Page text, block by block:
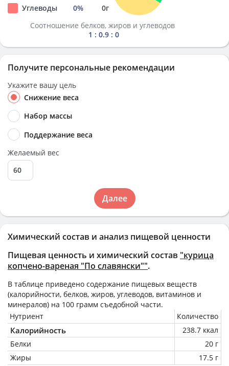
Химический состав и анализ пищевой ценности
Пищевая ценность и химический состав "курица
копчено-вареная "По славянски"".
В таблице приведено содержание пищевых веществ
(калорийности, белков, жиров, углеводов, витаминов и
минералов) на 100 грамм съедобной части.
Нутриент
Количество
Калорийность
238.7 ккал
Белки
20 г
Жиры
17.5 г
Углеводы
0% 0г
Соотношение белков, жиров и углеводов
1 : 0.9 : 0
Получите персональные рекомендации
Укажите вашу цель
Снижение веса
Набор массы
Поддержание веса
Желаемый вес
Далее